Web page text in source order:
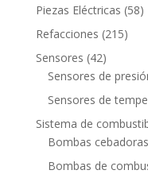
Piezas Eléctricas 5858
Refacciones 215215
Sensores 4242
Sensores de
Sensores de
Sistema de
Bombas cebadoras
Bombas de